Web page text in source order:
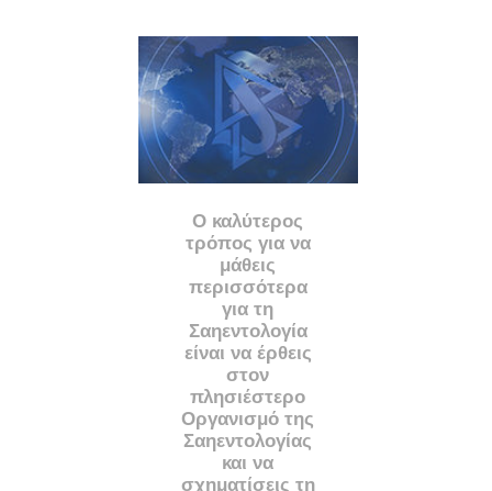
Ο καλύτερος
τρόπος για να
μάθεις
περισσότερα
για τη
Σαηεντολογία
είναι να έρθεις
στον
πλησιέστερο
Οργανισμό της
Σαηεντολογίας
και να
σχηματίσεις τη